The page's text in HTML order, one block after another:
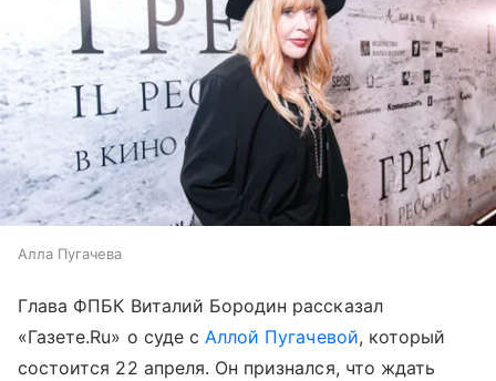
Алла Пугачева
Глава ФПБК Виталий Бородин рассказал
«Газете.Ru» о суде сАллой Пугачевой, который
состоится 22 апреля. Он признался, что ждать